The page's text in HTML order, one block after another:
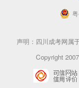
粤
声明：四川成考网属
Copyright